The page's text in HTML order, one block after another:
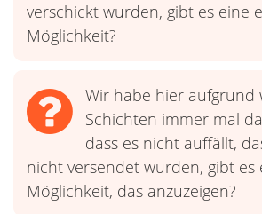
verschickt wurden, gibt es eine
Möglichkeit?
Wir habe hier aufgrund
Schichten immer mal
dass es nicht auffällt,
nicht versendet wurden, gibt es
Möglichkeit, das anzuzeigen?